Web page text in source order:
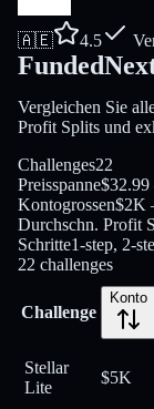
🇦🇪 4.5
Vergleichen Sie
Profit Splits und
Challenges22
Preisspanne
Kontogrossen$2K
Durchschn. Profit
Schritte1-step, 2-
22 challenges
Challenge
Konto
Stellar
Lite
$5K